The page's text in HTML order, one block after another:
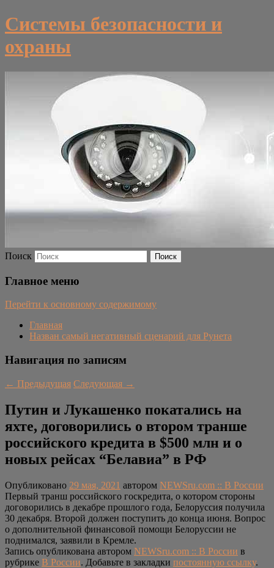
Системы безопасности и
охраны
Поиск
Главное меню
Перейти к основному содержимому
Главная
Назван самый негативный сценарий для Рунета
Навигация по записям
← Предыдущая Следующая →
Путин и Лукашенко покатались на
яхте, договорились о втором транше
российского кредита в $500 млн и о
новых рейсах “Белавиа” в РФ
Опубликовано 29 мая, 2021 автором NEWSru.com :: В России
Первый транш российского госкредита, о котором стороны
договорились в декабре прошлого года, Белоруссия получила
30 декабря. Второй должен поступить до конца июня. Вопрос
о дополнительной финансовой помощи Белоруссии не
поднимался, заявили в Кремле.
Запись опубликована автором NEWSru.com :: В России в
рубрике В России. Добавьте в закладки постоянную ссылку.